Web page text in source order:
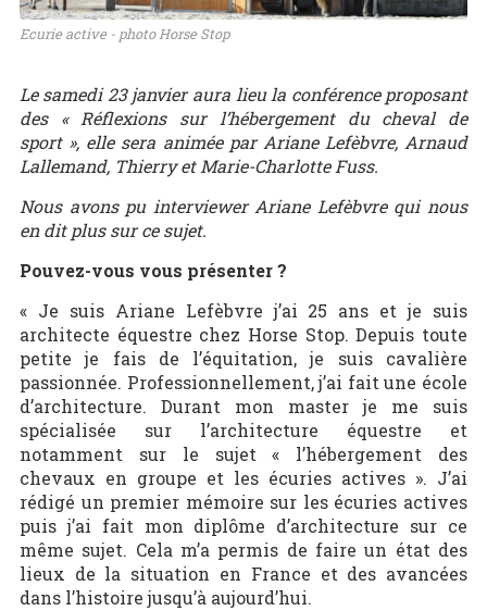
Ecurie active - photo Horse Stop
Le samedi 23 janvier aura lieu la conférence proposant
des « Réflexions sur l’hébergement du cheval de
sport », elle sera animée par Ariane Lefèbvre, Arnaud
Lallemand, Thierry et Marie-Charlotte Fuss.
Nous avons pu interviewer Ariane Lefèbvre qui nous
en dit plus sur ce sujet.
Pouvez-vous vous présenter ?
« Je suis Ariane Lefèbvre j’ai 25 ans et je suis
architecte équestre chez Horse Stop. Depuis toute
petite je fais de l’équitation, je suis cavalière
passionnée. Professionnellement, j’ai fait une école
d’architecture. Durant mon master je me suis
spécialisée sur l’architecture équestre et
notamment sur le sujet « l’hébergement des
chevaux en groupe et les écuries actives ». J’ai
rédigé un premier mémoire sur les écuries actives
puis j’ai fait mon diplôme d’architecture sur ce
même sujet. Cela m’a permis de faire un état des
lieux de la situation en France et des avancées
dans l’histoire jusqu’à aujourd’hui.